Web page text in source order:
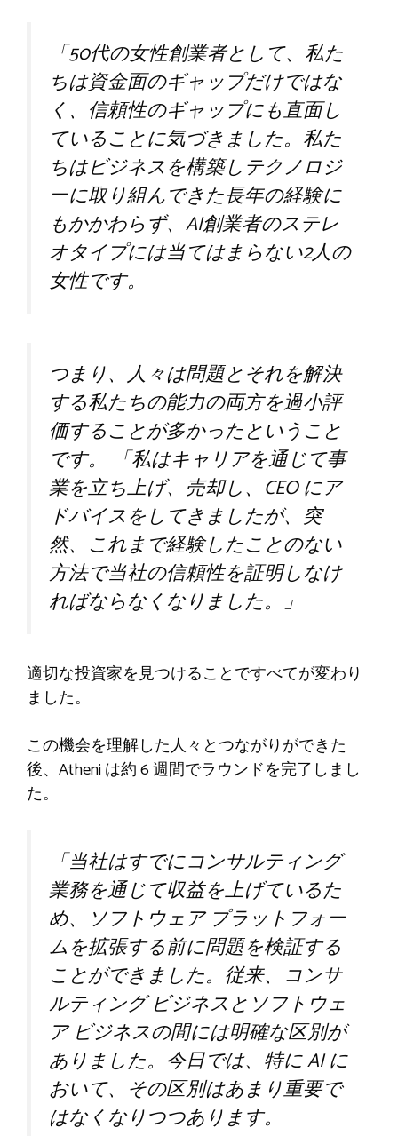
「50代の女性創業者として、私た
ちは資金面のギャップだけではな
く、信頼性のギャップにも直面し
ていることに気づきました。私た
ちはビジネスを構築しテクノロジ
ーに取り組んできた長年の経験に
もかかわらず、AI創業者のステレ
オタイプには当てはまらない2人の
女性です。
つまり、人々は問題とそれを解決
する私たちの能力の両方を過小評
価することが多かったということ
です。 「私はキャリアを通じて事
業を立ち上げ、売却し、CEO にア
ドバイスをしてきましたが、突
然、これまで経験したことのない
方法で当社の信頼性を証明しなけ
ればならなくなりました。」
適切な投資家を見つけることですべてが変わり
ました。
この機会を理解した人々とつながりができた
後、Atheni は約 6 週間でラウンドを完了しまし
た。
「当社はすでにコンサルティング
業務を通じて収益を上げているた
め、ソフトウェア プラットフォー
ムを拡張する前に問題を検証する
ことができました。従来、コンサ
ルティング ビジネスとソフトウェ
ア ビジネスの間には明確な区別が
ありました。今日では、特に AI に
おいて、その区別はあまり重要で
はなくなりつつあります。